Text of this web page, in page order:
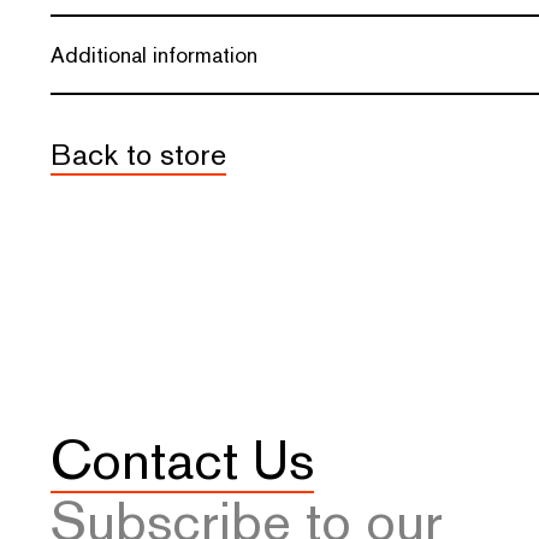
Additional information
Back to store
Contact Us
Subscribe to our